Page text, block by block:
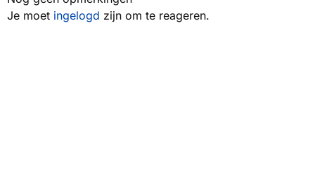
Je moet ingelogd zijn om te reageren.